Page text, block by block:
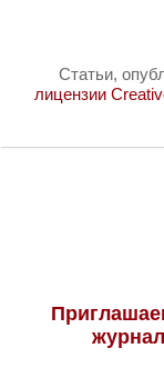
Статьи,
лицензии